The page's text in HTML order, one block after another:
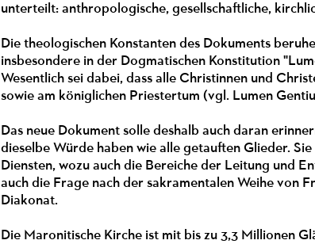
unterteilt: anthropologische, gesellschaftliche,
Die theologischen Konstanten des Dokuments
insbesondere in der Dogmatischen Konstitution
Wesentlich sei dabei, dass alle Christinnen und
sowie am königlichen Priestertum (vgl. Lumen
Das neue Dokument solle deshalb auch daran
dieselbe Würde haben wie alle getauften Glieder.
Diensten, wozu auch die Bereiche der Leitung und
auch die Frage nach der sakramentalen Weihe von
Diakonat.
Die Maronitische Kirche ist mit bis zu 3,3 Millionen